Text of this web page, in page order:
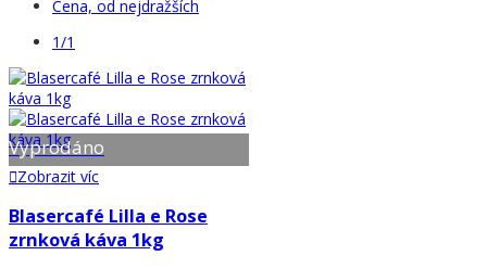
Cena, od nejdražších
1/1
Vyprodáno
Zobrazit víc
Blasercafé Lilla e Rose
zrnková káva 1kg